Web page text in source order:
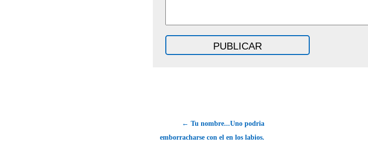
← Tu nombre...Uno podria
emborracharse con el en los labios.